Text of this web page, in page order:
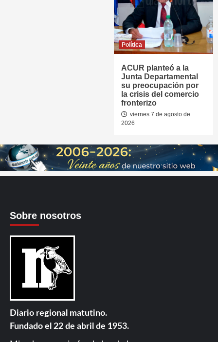
Política
ACUR planteó a la
Junta Departamental
su preocupación por
la crisis del comercio
fronterizo
viernes 7 de agosto de
2026
Sobre nosotros
Diario regional matutino.
Fundado el 22 de abril de 1953.